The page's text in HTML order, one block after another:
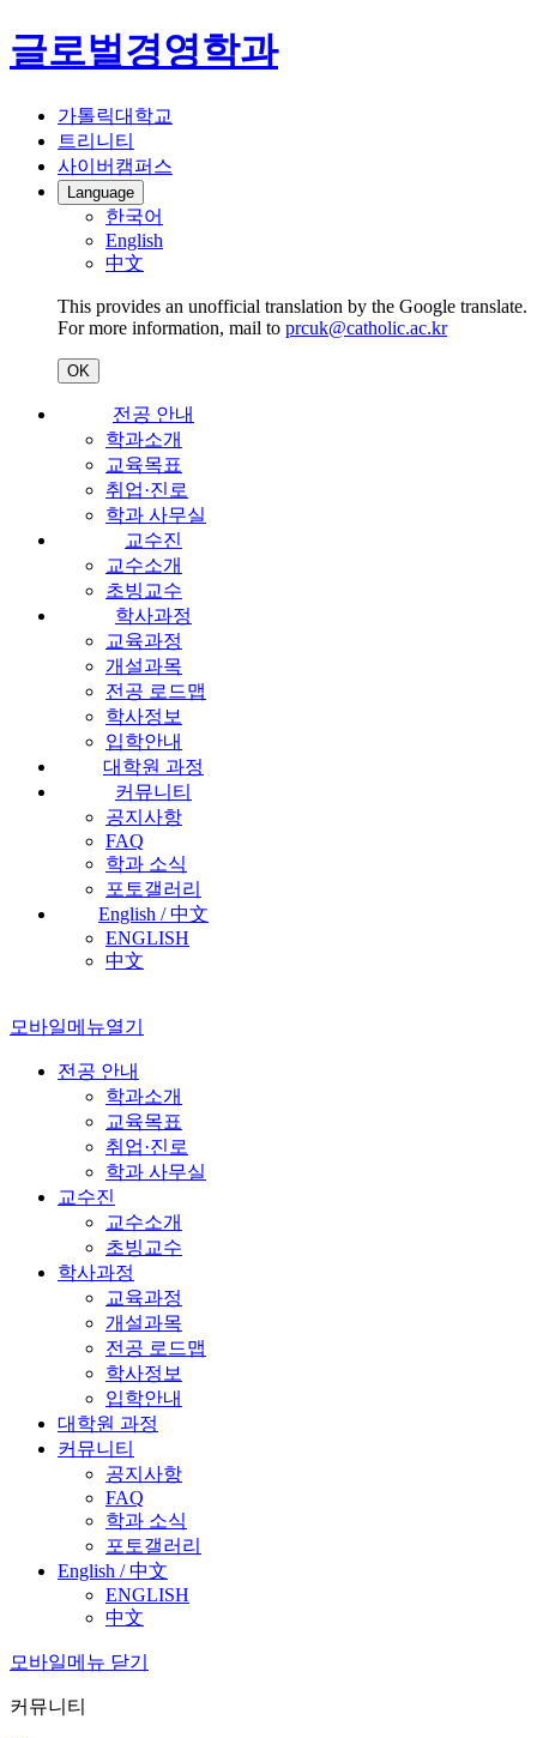
글로벌경영학과
가톨릭대학교
트리니티
사이버캠퍼스
Language
한국어
English
中文
This provides an unofficial translation by the Google translate.
For more information, mail to prcuk@catholic.ac.kr
OK
전공 안내
학과소개
교육목표
취업·진로
학과 사무실
교수진
교수소개
초빙교수
학사과정
교육과정
개설과목
전공 로드맵
학사정보
입학안내
대학원 과정
커뮤니티
공지사항
FAQ
학과 소식
포토갤러리
English / 中文
ENGLISH
中文
모바일메뉴열기
전공 안내
학과소개
교육목표
취업·진로
학과 사무실
교수진
교수소개
초빙교수
학사과정
교육과정
개설과목
전공 로드맵
학사정보
입학안내
대학원 과정
커뮤니티
공지사항
FAQ
학과 소식
포토갤러리
English / 中文
ENGLISH
中文
모바일메뉴 닫기
커뮤니티